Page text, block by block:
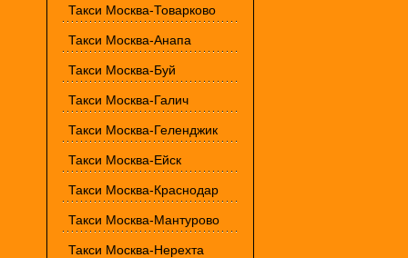
Такси Москва-Товарково
Такси Москва-Анапа
Такси Москва-Буй
Такси Москва-Галич
Такси Москва-Геленджик
Такси Москва-Ейск
Такси Москва-Краснодар
Такси Москва-Мантурово
Такси Москва-Нерехта